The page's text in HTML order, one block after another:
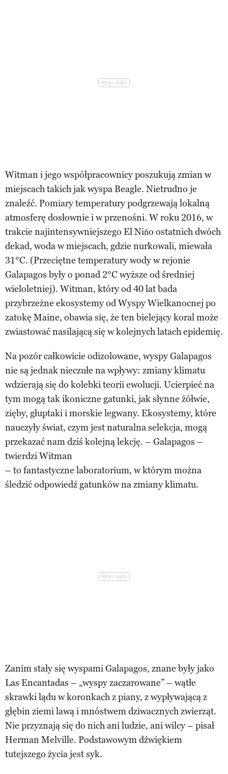
Witman i jego współpracownicy poszukują zmian w
miejscach takich jak wyspa Beagle. Nietrudno je
znaleźć. Pomiary temperatury podgrzewają lokalną
atmosferę dosłownie i w przenośni. W roku 2016, w
trakcie najintensywniejszego El Niño ostatnich dwóch
dekad, woda w miejscach, gdzie nurkowali, miewała
31°C. (Przeciętne temperatury wody w rejonie
Galapagos były o ponad 2°C wyższe od średniej
wieloletniej). Witman, który od 40 lat bada
przybrzeżne ekosystemy od Wyspy Wielkanocnej po
zatokę Maine, obawia się, że ten bielejący koral może
zwiastować nasilającą się w kolejnych latach epidemię.
Na pozór całkowicie odizolowane, wyspy Galapagos
nie są jednak nieczułe na wpływy: zmiany klimatu
wdzierają się do kolebki teorii ewolucji. Ucierpieć na
tym mogą tak ikoniczne gatunki, jak słynne żółwie,
zięby, głuptaki i morskie legwany. Ekosystemy, które
nauczyły świat, czym jest naturalna selekcja, mogą
przekazać nam dziś kolejną lekcję. – Galapagos –
twierdzi Witman
– to fantastyczne laboratorium, w którym można
śledzić odpowiedź gatunków na zmiany klimatu.
Zanim stały się wyspami Galapagos, znane były jako
Las Encantadas – „wyspy zaczarowane” – wątłe
skrawki lądu w koronkach z piany, z wypływającą z
głębin ziemi lawą i mnóstwem dziwacznych zwierząt.
Nie przyznają się do nich ani ludzie, ani wilcy – pisał
Herman Melville. Podstawowym dźwiękiem
tutejszego życia jest syk.